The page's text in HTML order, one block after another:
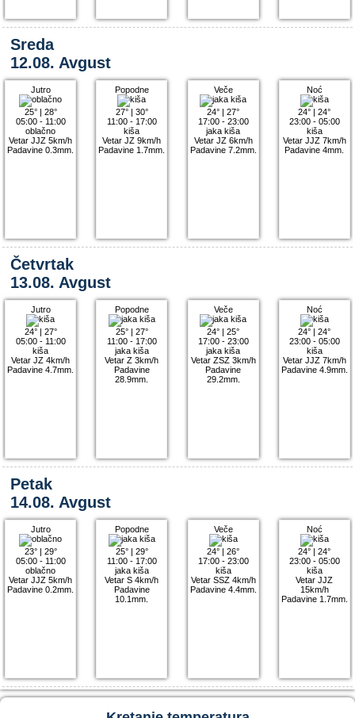
Sreda
12.08. Avgust
Jutro
25°| 28°
05:00 - 11:00
oblačno
Vetar JJZ 5km/h
Padavine 0.3mm.
Popodne
27°| 30°
11:00 - 17:00
kiša
Vetar JZ 9km/h
Padavine 1.7mm.
Veče
24° |27°
17:00 - 23:00
jaka kiša
Vetar JZ 6km/h
Padavine 7.2mm.
Noć
24° |24°
23:00 - 05:00
kiša
Vetar JJZ 7km/h
Padavine 4mm.
Četvrtak
13.08. Avgust
Jutro
24°| 27°
05:00 - 11:00
kiša
Vetar JZ 4km/h
Padavine 4.7mm.
Popodne
25°| 27°
11:00 - 17:00
jaka kiša
Vetar Z 3km/h
Padavine
28.9mm.
Veče
24° |25°
17:00 - 23:00
jaka kiša
Vetar ZSZ 3km/h
Padavine
29.2mm.
Noć
24° |24°
23:00 - 05:00
kiša
Vetar JJZ 7km/h
Padavine 4.9mm.
Petak
14.08. Avgust
Jutro
23°| 29°
05:00 - 11:00
oblačno
Vetar JJZ 5km/h
Padavine 0.2mm.
Popodne
25°| 29°
11:00 - 17:00
jaka kiša
Vetar S 4km/h
Padavine
10.1mm.
Veče
24° |26°
17:00 - 23:00
kiša
Vetar SSZ 4km/h
Padavine 4.4mm.
Noć
24° |24°
23:00 - 05:00
kiša
Vetar JJZ
15km/h
Padavine 1.7mm.